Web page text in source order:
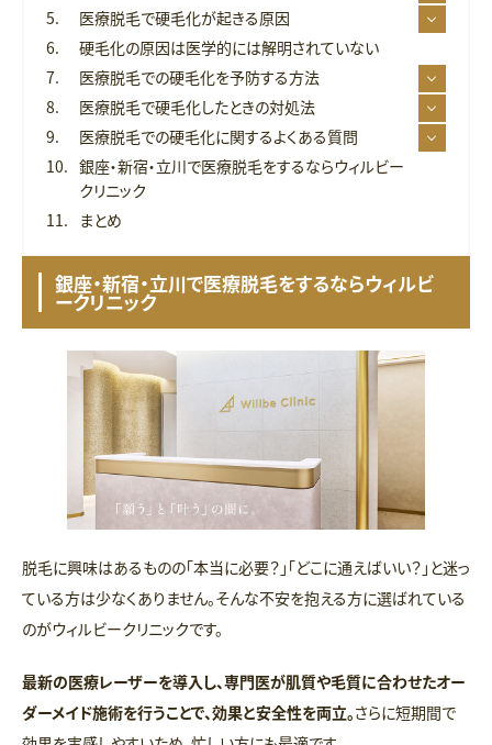
医療脱毛で硬毛化が起きる原因
硬毛化の原因は医学的には解明されていない
医療脱毛での硬毛化を予防する方法
医療脱毛で硬毛化したときの対処法
医療脱毛での硬毛化に関するよくある質問
銀座・新宿・立川で医療脱毛をするならウィルビー
クリニック
まとめ
銀座・新宿・立川で医療脱毛をするならウィルビ
ークリニック
脱毛に興味はあるものの「本当に必要？」「どこに通えばいい？」と迷っ
ている方は少なくありません。そんな不安を抱える方に選ばれている
のがウィルビークリニックです。
最新の医療レーザーを導入し、専門医が肌質や毛質に合わせたオー
ダーメイド施術を行うことで、効果と安全性を両立。さらに短期間で